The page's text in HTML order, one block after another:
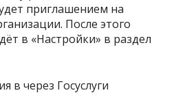
приглашением на
После этого
в «Настройки» в раздел